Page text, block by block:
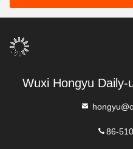
pabrik ODM
Wuxi Hongyu
86-